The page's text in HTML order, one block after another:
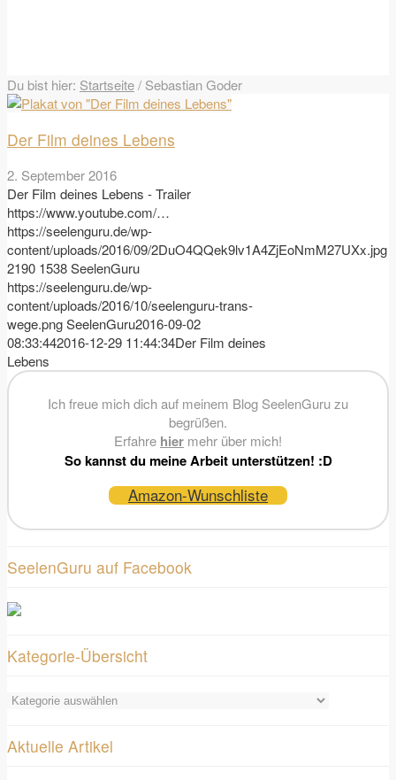
Du bist hier: Startseite/ Sebastian Goder
Der Film deines Lebens
2. September 2016
Der Film deines Lebens - Trailer
https://www.youtube.com/…
https://seelenguru.de/wp-
content/uploads/2016/09/2DuO4QQek9lv1A4ZjEoNmM27UXx.jpg
2190 1538SeelenGuru
https://seelenguru.de/wp-
content/uploads/2016/10/seelenguru-trans-
wege.pngSeelenGuru2016-09-02
08:33:442016-12-29 11:44:34Der Film deines
Lebens
Ich freue mich dich auf meinem Blog SeelenGuru zu
begrüßen.
Erfahre hier mehr über mich!
So kannst du meine Arbeit unterstützen! :D
Amazon-Wunschliste
SeelenGuru auf Facebook
Kategorie-Übersicht
Kategorie-
Aktuelle Artikel